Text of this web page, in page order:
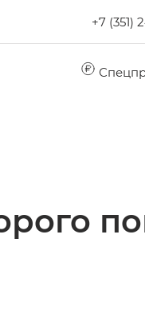
+7 (351)